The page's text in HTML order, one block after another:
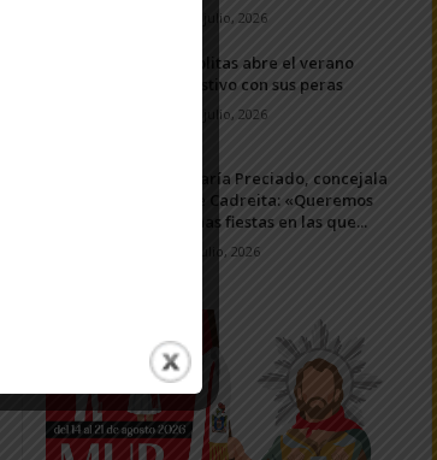
20 julio, 2026
Ablitas abre el verano
festivo con sus peras
11 julio, 2026
María Preciado, concejala
de Cadreita: «Queremos
unas fiestas en las que...
7 julio, 2026